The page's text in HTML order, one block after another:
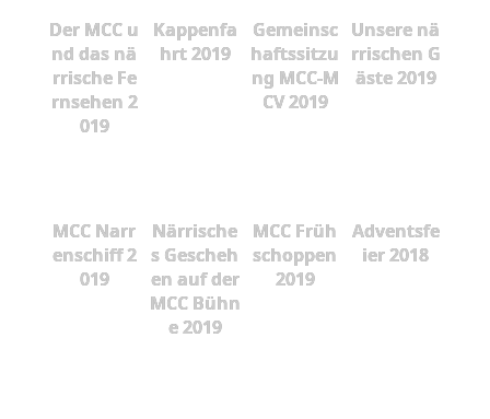
Der MCC u
nd das nä
rrische Fe
rnsehen 2
019
Kappenfa
hrt 2019
Gemeinsc
haftssitzu
ng MCC-M
CV 2019
Unsere nä
rrischen G
äste 2019
MCC Narr
enschiff 2
019
Närrische
s Gescheh
en auf der
MCC Bühn
e 2019
MCC Früh
schoppen
2019
Adventsfe
ier 2018